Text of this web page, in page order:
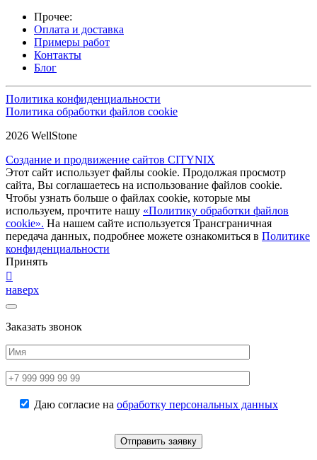
Прочее:
Оплата и доставка
Примеры работ
Контакты
Блог
Политика конфиденциальности
Политика обработки файлов cookie
2026 WellStone
Создание и продвижение сайтов CITYNIX
Этот сайт использует файлы cookie. Продолжая просмотр
сайта, Вы соглашаетесь на использование файлов cookie.
Чтобы узнать больше о файлах cookie, которые мы
используем, прочтите нашу «Политику обработки файлов
cookie». На нашем сайте используется Трансграничная
передача данных, подробнее можете ознакомиться в Политике
конфиденциальности
Принять
наверх
Заказать звонок
Даю согласие на обработку персональных данных